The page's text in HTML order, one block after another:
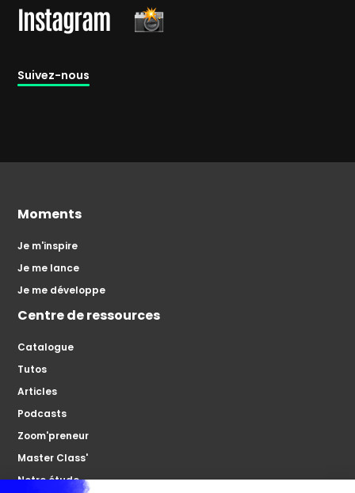
Instagram
Suivez-nous
Moments
Je m'inspire
Je me lance
Je me développe
Centre de ressources
Catalogue
Tutos
Articles
Podcasts
Zoom'preneur
Master Class'
Notre étude